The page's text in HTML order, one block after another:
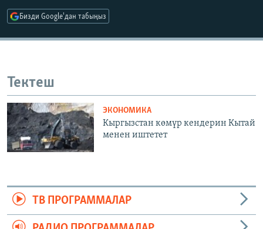
Бизди Google'дан табыңыз
Тектеш
ЭКОНОМИКА
Кыргызстан көмүр кендерин Кытай
менен иштетет
ТВ ПРОГРАММАЛАР